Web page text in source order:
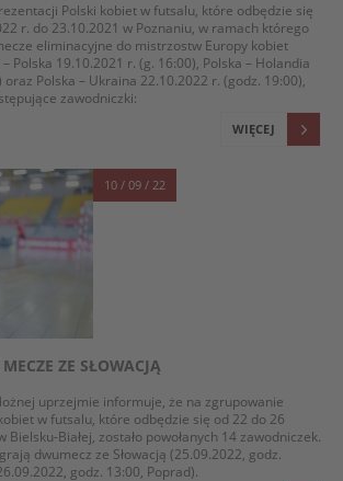
Polski kobiet w futsalu, które odbędzie się
r. do 23.10.2021 w Poznaniu, w ramach którego
eliminacyjne do mistrzostw Europy kobiet
Polska 19.10.2021 r. (g. 16:00), Polska – Holandia
Polska – Ukraina 22.10.2022 r. (godz. 19:00),
zawodniczki:
WIĘCEJ
10 / 09 / 22
ZE SŁOWACJĄ
uprzejmie informuje, że na zgrupowanie
w futsalu, które odbędzie się od 22 do 26
Białej, zostało powołanych 14 zawodniczek.
dwumecz ze Słowacją (25.09.2022, godz.
godz. 13:00, Poprad).